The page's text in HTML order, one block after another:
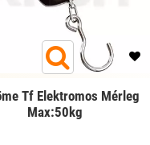
Tf Elektromos Mérleg
Max:50kg